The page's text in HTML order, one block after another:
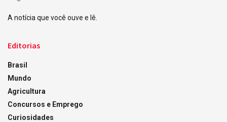
A notícia que você ouve e lê.
Editorias
Brasil
Mundo
Agricultura
Concursos e Emprego
Curiosidades